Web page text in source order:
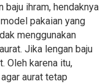
baju ihram, hendaknya
pakaian yang
menggunakan
Jika lengan baju
Oleh karena itu,
aurat tetap